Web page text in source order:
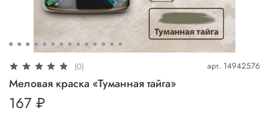
(0) арт. 14942576
Меловая краска «Туманная тайга»
167 ₽